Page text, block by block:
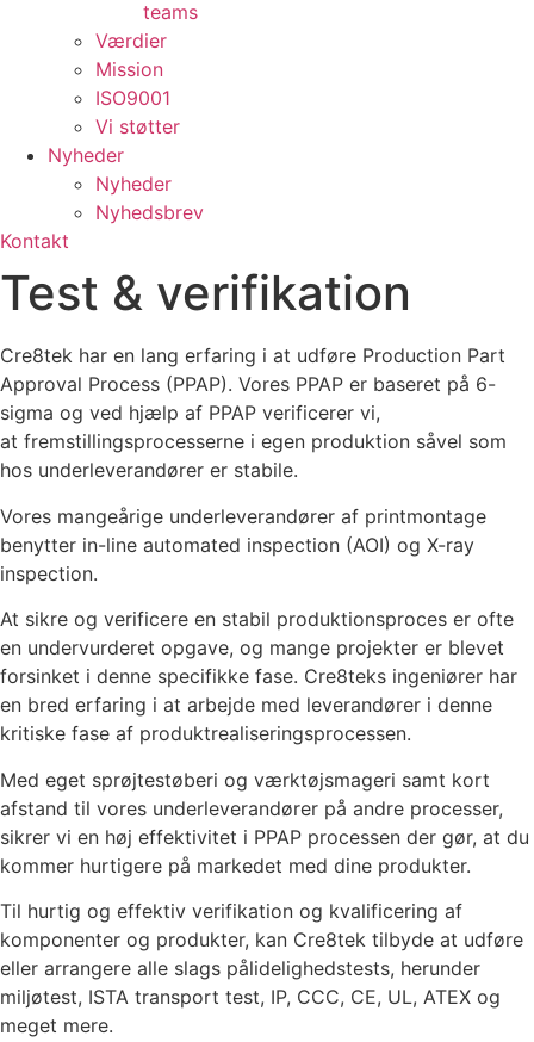
teams
Værdier
Mission
ISO9001
Vi støtter
Nyheder
Nyheder
Nyhedsbrev
Kontakt
Test & verifikation
Cre8tek har en lang erfaring i at udføre Production Part
Approval Process (PPAP). Vores PPAP er baseret på 6-
sigma og ved hjælp af PPAP verificerer vi,
at fremstillingsprocesserne i egen produktion såvel som
hos underleverandører er stabile.
Vores mangeårige underleverandører af printmontage
benytter in-line automated inspection (AOI) og X-ray
inspection.
At sikre og verificere en stabil produktionsproces er ofte
en undervurderet opgave, og mange projekter er blevet
forsinket i denne specifikke fase. Cre8teks ingeniører har
en bred erfaring i at arbejde med leverandører i denne
kritiske fase af produktrealiseringsprocessen.
Med eget sprøjtestøberi og værktøjsmageri samt kort
afstand til vores underleverandører på andre processer,
sikrer vi en høj effektivitet i PPAP processen der gør, at du
kommer hurtigere på markedet med dine produkter.
Til hurtig og effektiv verifikation og kvalificering af
komponenter og produkter, kan Cre8tek tilbyde at udføre
eller arrangere alle slags pålidelighedstests, herunder
miljøtest, ISTA transport test, IP, CCC, CE, UL, ATEX og
meget mere.